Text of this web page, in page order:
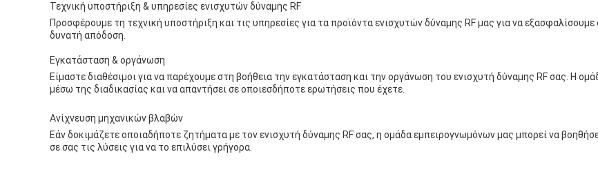
Τεχνική υποστήριξη & υπηρεσίες ενισχυτών δύναμης RF
Προσφέρουμε τη τεχνική υποστήριξη και τις υπηρεσίες για τα προϊόντα ενισχυτών δύναμης RF μας για να
δυνατή απόδοση.
Εγκατάσταση & οργάνωση
Είμαστε διαθέσιμοι για να παρέχουμε στη βοήθεια την εγκατάσταση και την οργάνωση του ενισχυτή δύναμης RF σας. Η
μέσω της διαδικασίας και να απαντήσει σε οποιεσδήποτε ερωτήσεις που έχετε.
Ανίχνευση μηχανικών βλαβών
Εάν δοκιμάζετε οποιαδήποτε ζητήματα με τον ενισχυτή δύναμης RF σας, η ομάδα εμπειρογνωμόνων μας μπορεί να
σε σας τις λύσεις για να το επιλύσει γρήγορα.